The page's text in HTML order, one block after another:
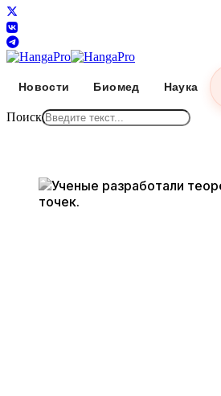
Новости Биомед Наука
Поиск